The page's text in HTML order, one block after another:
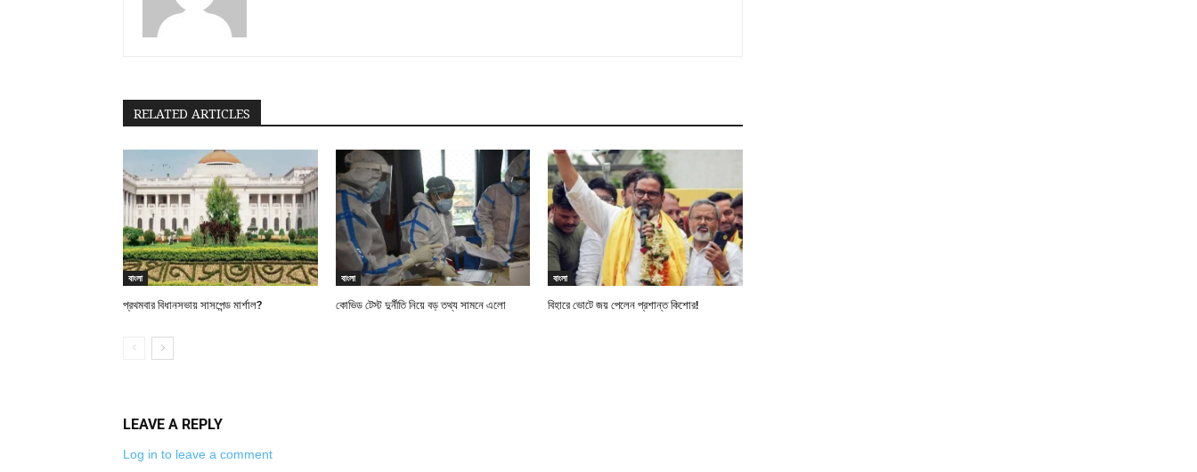
RELATED ARTICLES
বাংলা
প্রথমবার বিধানসভায় সাসপেন্ড মার্শাল?
বাংলা
কোভিড টেস্ট দুর্নীতি নিয়ে বড় তথ্য সামনে এলো
বাংলা
বিহারে ভোটে জয় পেলেন প্রশান্ত কিশোর!
LEAVE A REPLY
Log in to leave a comment